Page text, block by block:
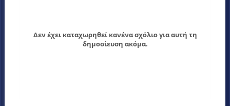
Δεν έχει καταχωρηθεί κανένα σχόλιο για αυτή τη
δημοσίευση ακόμα.